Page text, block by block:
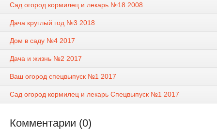
Сад огород кормилец и лекарь №18 2008
Дача круглый год №3 2018
Дом в саду №4 2017
Дача и жизнь №2 2017
Ваш огород спецвыпуск №1 2017
Сад огород кормилец и лекарь Спецвыпуск №1 2017
Комментарии (0)